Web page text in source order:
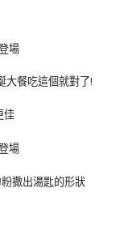
大餐吃這個就對了!
佳
撒出湯匙的形狀